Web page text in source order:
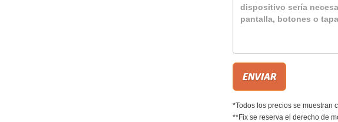
*Todos los precios se muestran
**Fix se reserva el derecho de